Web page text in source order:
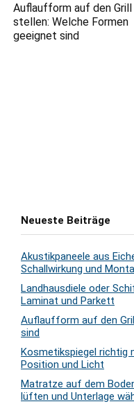
Auflaufform auf den Grill
stellen: Welche Formen
geeignet sind
Neueste Beiträge
Akustikpaneele aus
Schallwirkung und
Landhausdiele oder
Laminat und Parkett
Auflaufform auf den
sind
Kosmetikspiegel richtig
Position und Licht
Matratze auf dem
lüften und Unterlage